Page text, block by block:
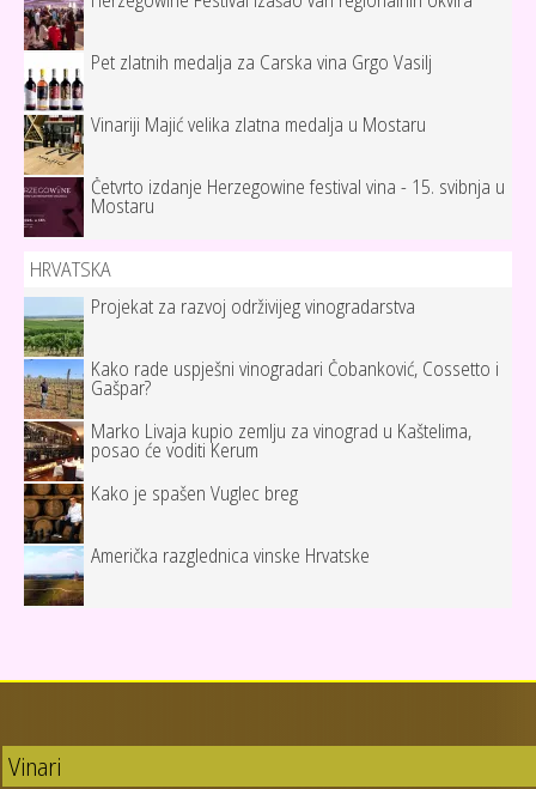
Pet zlatnih medalja za Carska vina Grgo Vasilj
Vinariji Majić velika zlatna medalja u Mostaru
Četvrto izdanje Herzegowine festival vina - 15. svibnja u
Mostaru
HRVATSKA
Projekat za razvoj održivijeg vinogradarstva
Kako rade uspješni vinogradari Čobanković, Cossetto i
Gašpar?
Marko Livaja kupio zemlju za vinograd u Kaštelima,
posao će voditi Kerum
Kako je spašen Vuglec breg
Američka razglednica vinske Hrvatske
Vinari